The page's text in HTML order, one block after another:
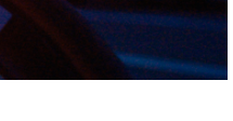
BANCO DE CHILE